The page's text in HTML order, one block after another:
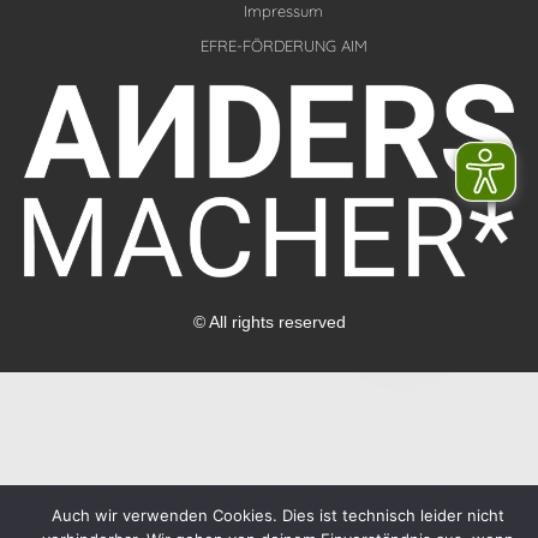
d
i
n
g
r
a
m
Impressum
EFRE-FÖRDERUNG AIM
© All rights reserved
Auch wir verwenden Cookies. Dies ist technisch leider nicht